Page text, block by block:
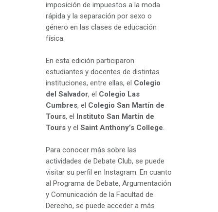
imposición de impuestos a la moda
rápida y la separación por sexo o
género en las clases de educación
física.
En esta edición participaron
estudiantes y docentes de distintas
instituciones, entre ellas, el Colegio
del Salvador, el Colegio Las
Cumbres, el Colegio San Martín de
Tours, el Instituto San Martín de
Tours y el Saint Anthony’s College.
Para conocer más sobre las
actividades de Debate Club, se puede
visitar su perfil en Instagram. En cuanto
al Programa de Debate, Argumentación
y Comunicación de la Facultad de
Derecho, se puede acceder a más